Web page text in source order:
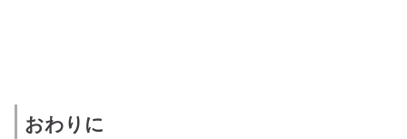
おわりに